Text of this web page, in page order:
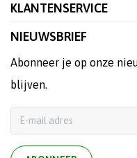
KLANTENSERVICE
NIEUWSBRIEF
Abonneer je op onze
blijven.